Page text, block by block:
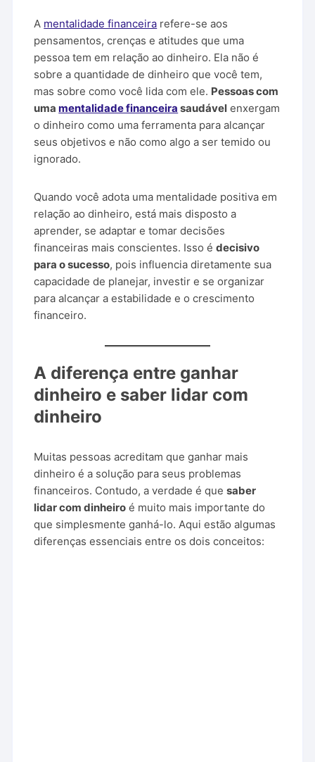
A mentalidade financeira refere-se aos
pensamentos, crenças e atitudes que uma
pessoa tem em relação ao dinheiro. Ela não é
sobre a quantidade de dinheiro que você tem,
mas sobre como você lida com ele. Pessoas com
umamentalidade financeira saudável enxergam
o dinheiro como uma ferramenta para alcançar
seus objetivos e não como algo a ser temido ou
ignorado.
Quando você adota uma mentalidade positiva em
relação ao dinheiro, está mais disposto a
aprender, se adaptar e tomar decisões
financeiras mais conscientes. Isso édecisivo
para o sucesso, pois influencia diretamente sua
capacidade de planejar, investir e se organizar
para alcançar a estabilidade e o crescimento
financeiro.
A diferença entre ganhar
dinheiro e saber lidar com
dinheiro
Muitas pessoas acreditam que ganhar mais
dinheiro é a solução para seus problemas
financeiros. Contudo, a verdade é quesaber
lidar com dinheiro é muito mais importante do
que simplesmente ganhá-lo. Aqui estão algumas
diferenças essenciais entre os dois conceitos: